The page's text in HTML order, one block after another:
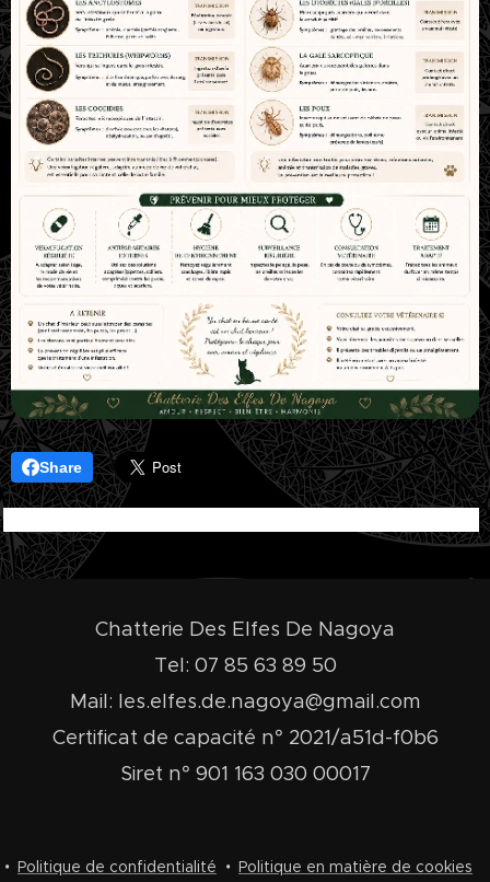
Share
Chatterie Des Elfes De Nagoya
Tel: 07 85 63 89 50
Mail: les.elfes.de.nagoya@gmail.com
Certificat de capacité n° 2021/a51d-f0b6
Siret n° 901 163 030 00017
Politique de confidentialité Politique en matière de cookies